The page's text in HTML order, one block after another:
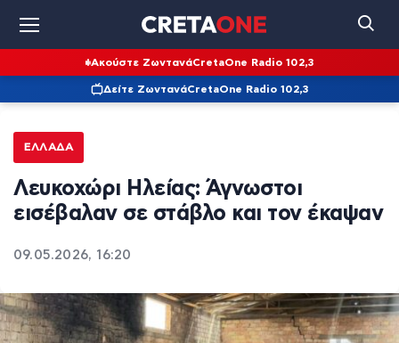
Ακούστε ΖωντανάCretaOne Radio 102,3
Δείτε ΖωντανάCretaOne Radio 102,3
ΕΛΛΆΔΑ
Λευκοχώρι Ηλείας: Άγνωστοι
εισέβαλαν σε στάβλο και τον έκαψαν
09.05.2026, 16:20